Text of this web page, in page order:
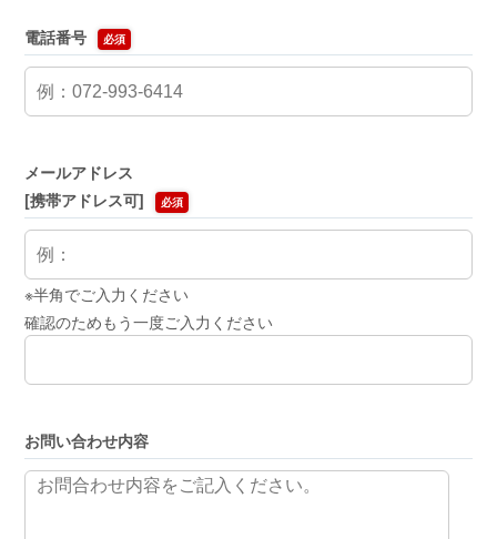
電話番号 必須
メールアドレス
[携帯アドレス可]
必須
※半角でご入力ください
確認のためもう一度ご入力ください
お問い合わせ内容